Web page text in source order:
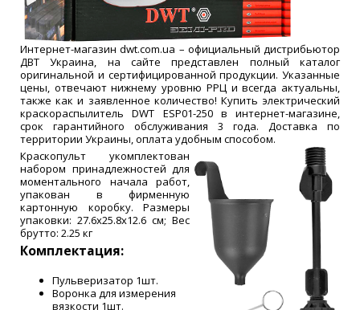
Интернет-магазин dwt.com.ua – официальный дистрибьютор
ДВТ Украина, на сайте представлен полный каталог
оригинальной и сертифицированной продукции. Указанные
цены, отвечают нижнему уровню РРЦ и всегда актуальны,
также как и заявленное количество! Купить электрический
краскораспылитель DWT ESP01-250 в интернет-магазине,
срок гарантийного обслуживания 3 года. Доставка по
территории Украины, оплата удобным способом.
Краскопульт укомплектован
набором принадлежностей для
моментального начала работ,
упакован в фирменную
картонную коробку. Размеры
упаковки: 27.6х25.8х12.6 см; Вес
брутто: 2.25 кг
Комплектация:
Пульверизатор 1шт.
Воронка для измерения
вязкости 1шт.